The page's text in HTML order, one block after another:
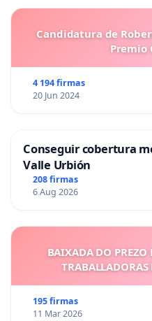
Candidatura de
Premio
4 194 firmas
20 Jun 2024
Conseguir cobertura
Valle Urbión
208 firmas
6 Aug 2026
BAIXADA DO PREZO
195 firmas
11 Mar 2026